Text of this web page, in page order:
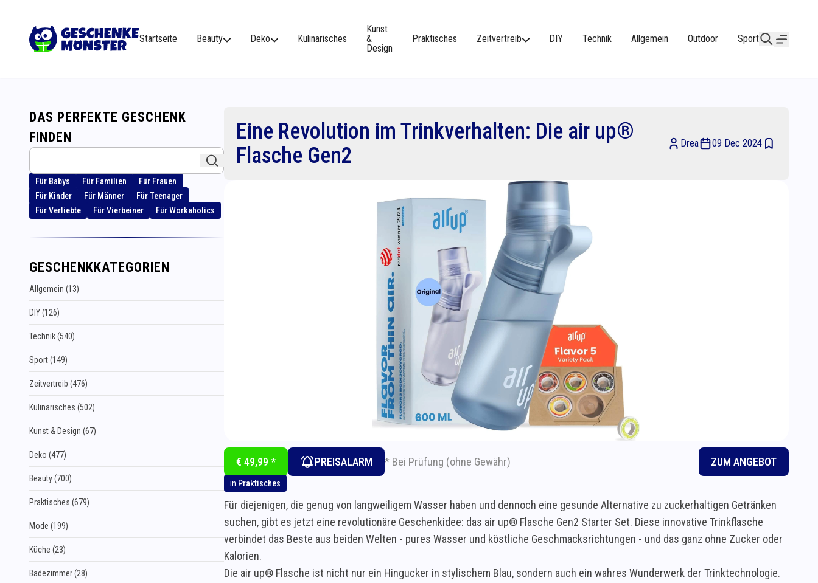
Startseite Beauty Deko Kulinarisches
Kunst
&
Design
Praktisches Zeitvertreib DIY Technik Allgemein Outdoor Sport
Eine Revolution im Trinkverhalten: Die air up®
Flasche Gen2
Drea 09 Dec 2024
€ 49,99 * PREISALARM * Bei Prüfung (ohne Gewähr) ZUM ANGEBOT
in Praktisches
Für diejenigen, die genug von langweiligem Wasser haben und dennoch eine gesunde Alternative zu zuckerhaltigen Getränken
suchen, gibt es jetzt eine revolutionäre Geschenkidee: das air up® Flasche Gen2 Starter Set. Diese innovative Trinkflasche
verbindet das Beste aus beiden Welten - pures Wasser und köstliche Geschmacksrichtungen - und das ganz ohne Zucker oder
Kalorien.
Die air up® Flasche ist nicht nur ein Hingucker in stylischem Blau, sondern auch ein wahres Wunderwerk der Trinktechnologie.
DAS PERFEKTE GESCHENK
FINDEN
Für Babys Für Familien
Für Frauen
Für Kinder
Für Männer
Für Teenager
Für Verliebte
Für Vierbeiner Für Workaholics
GESCHENKKATEGORIEN
Allgemein (13)
DIY (126)
Technik (540)
Sport (149)
Zeitvertreib (476)
Kulinarisches (502)
Kunst & Design (67)
Deko (477)
Beauty (700)
Praktisches (679)
Mode (199)
Küche (23)
Badezimmer (28)